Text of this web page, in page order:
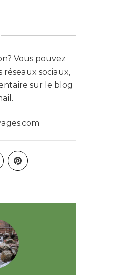
Vous pouvez
réseaux sociaux,
sur le blog